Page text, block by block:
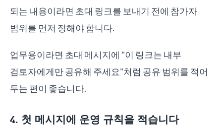
되는 내용이라면 초대 링크를 보내기 전에 참가자
범위를 먼저 정해야 합니다.
업무용이라면 초대 메시지에 "이 링크는 내부
검토자에게만 공유해 주세요"처럼 공유 범위를 적어
두는 편이 좋습니다.
4. 첫 메시지에 운영 규칙을 적습니다